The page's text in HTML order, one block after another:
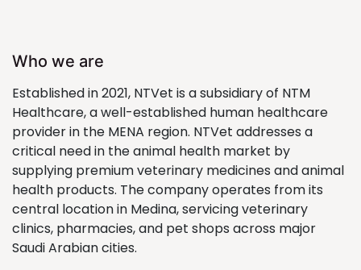
Who we are
Established in 2021, NTVet is a subsidiary of NTM
Healthcare, a well-established human healthcare
provider in the MENA region. NTVet addresses a
critical need in the animal health market by
supplying premium veterinary medicines and animal
health products. The company operates from its
central location in Medina, servicing veterinary
clinics, pharmacies, and pet shops across major
Saudi Arabian cities.